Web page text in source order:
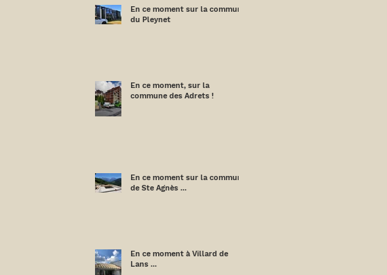
En ce moment sur la commune
du Pleynet
En ce moment, sur la
commune des Adrets !
En ce moment sur la commune
de Ste Agnès ...
En ce moment à Villard de
Lans ...